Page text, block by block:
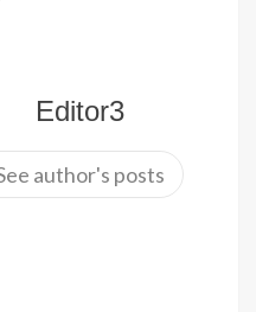
Editor3
author's posts